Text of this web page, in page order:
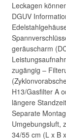
Leckagen
DGUV
geräuscharm
zugängig –
H13/Gasfilter A
längere
Separate
Umgebungsluft,
34/55 cm (L x B